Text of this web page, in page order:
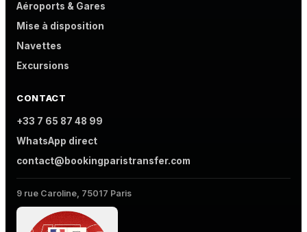
Aéroports & Gares
Mise à disposition
Navettes
Excursions
CONTACT
+33 7 65 87 48 99
WhatsApp direct
contact@bookingparistransfer.com
9 rue Caroline, 75017 Paris